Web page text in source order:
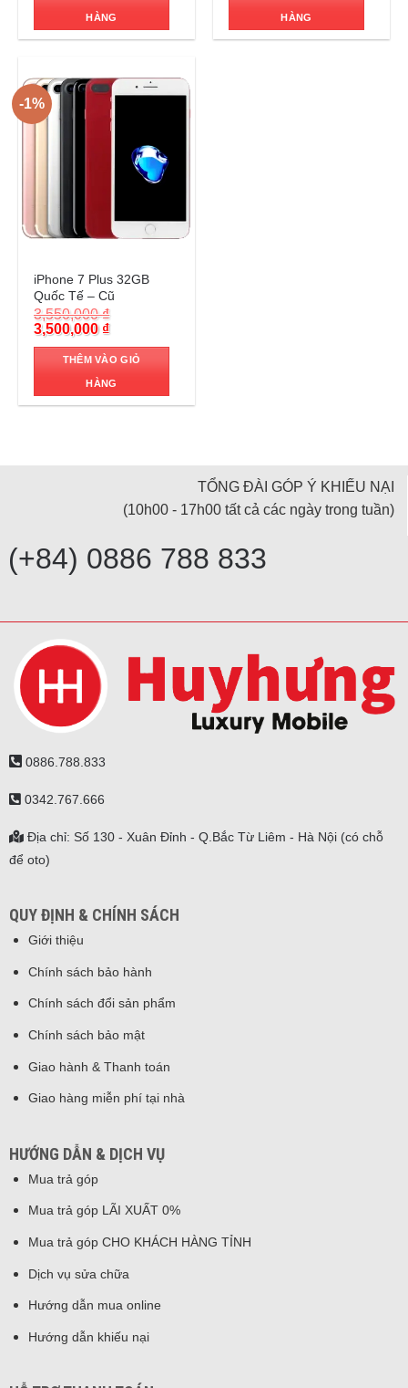
HÀNG HÀNG
-1%
iPhone 7 Plus 32GB
Quốc Tế – Cũ
3,550,000₫
Original
price
was:
3,500,000 ₫Current
is:
THÊM VÀO GIỎ
HÀNG
TỔNG ĐÀI GÓP Ý KHIẾU NẠI
(10h00 - 17h00 tất cả các ngày trong tuần)
(+84) 0886 788 833
0886.788.833
0342.767.666
Địa chỉ: Số 130 - Xuân Đỉnh - Q.Bắc Từ Liêm - Hà Nội (có chỗ
để oto)
QUY ĐỊNH & CHÍNH SÁCH
Giới thiệu
Chính sách bảo hành
Chính sách đổi sản phẩm
Chính sách bảo mật
Giao hành & Thanh toán
Giao hàng miễn phí tại nhà
HƯỚNG DẪN & DỊCH VỤ
Mua trả góp
Mua trả góp LÃI XUẤT 0%
Mua trả góp CHO KHÁCH HÀNG TỈNH
Dịch vụ sửa chữa
Hướng dẫn mua online
Hướng dẫn khiếu nại